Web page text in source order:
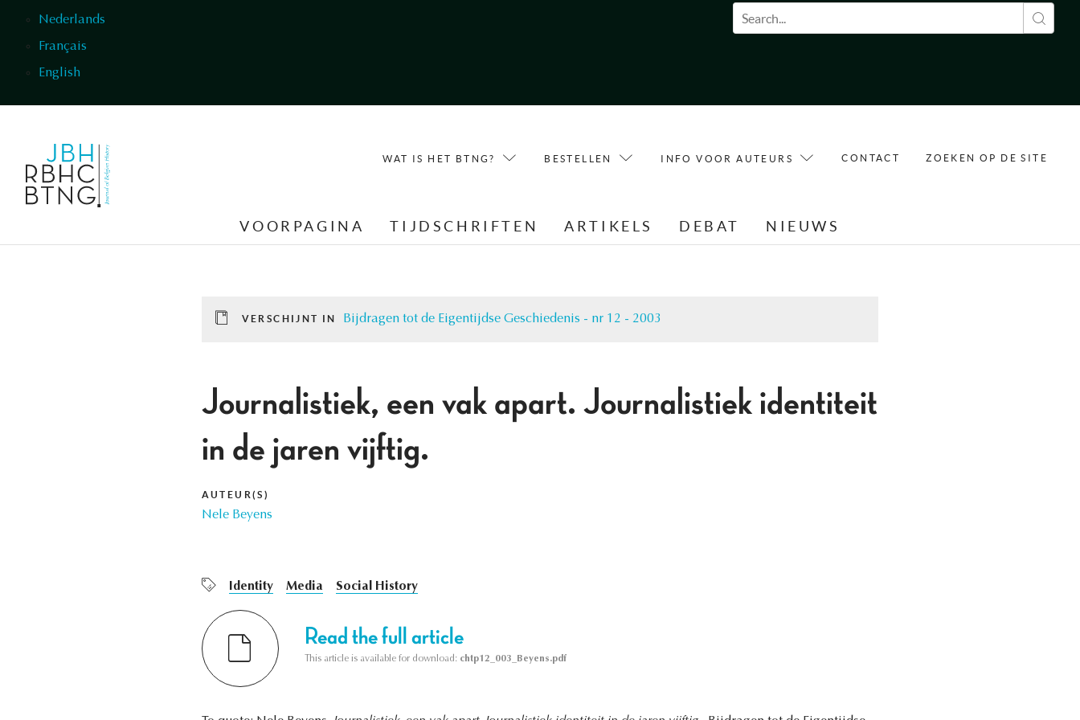
Nederlands
Français
English
Zoekveld
WAT IS HET BTNG? BESTELLEN INFO VOOR AUTEURS CONTACT ZOEKEN OP DE SITE
VOORPAGINA TIJDSCHRIFTEN ARTIKELS DEBAT NIEUWS
VERSCHIJNT IN Bijdragen tot de Eigentijdse Geschiedenis - nr 12 - 2003
Journalistiek, een vak apart. Journalistiek identiteit
in de jaren vijftig.
AUTEUR(S)
Nele Beyens
Identity Media Social History
Read the full article
This article is available for download: chtp12_003_Beyens.pdf